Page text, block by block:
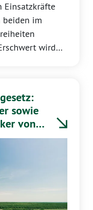
Einsatzkräfte
beiden im
wird
auf den
sowie
von